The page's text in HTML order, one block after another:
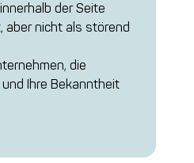
der Seite
aber nicht als störend
die
Ihre Bekanntheit